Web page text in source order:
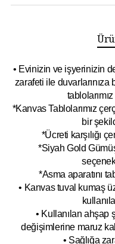
• Evinizin ve işyerinizin
zarafeti ile
*Kanvas Tablolarımız
bir
*Ücreti karşılığı
*Siyah Gold
*Asma aparatını
• Kanvas tuval kumaş
• Kullanılan ahşap
değişimlerine maruz
• Sağlığa